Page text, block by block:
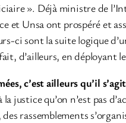
». Déjà ministre de
et Unsa ont prospéré et
ci sont la suite logique
d’ailleurs, en déployant
c’est ailleurs qu’il
justice qu’on n’est pas
rassemblements